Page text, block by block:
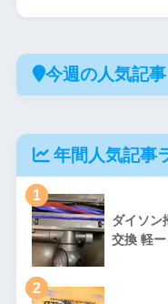
今週の人気記事
年間人気記事
1
ダイソン
交換 軽
2